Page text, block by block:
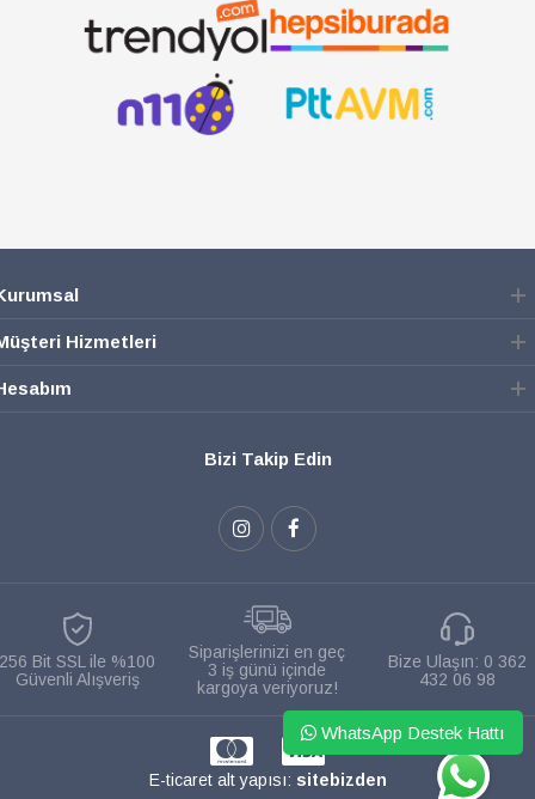
Hizmetleri
Bizi Takip Edin
256 Bit SSL ile %100
Güvenli Alışveriş
Siparişlerinizi en geç
3 iş günü içinde
kargoya veriyoruz!
Bize Ulaşın: 0 362
432 06 98
E-ticaret alt yapısı: sitebizden
WHATSAPP
WhatsApp Destek Hattı